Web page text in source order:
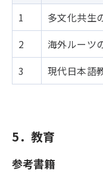
1
多文化共生
2
海外ルーツ
3
現代日本語
5．教育
参考書籍